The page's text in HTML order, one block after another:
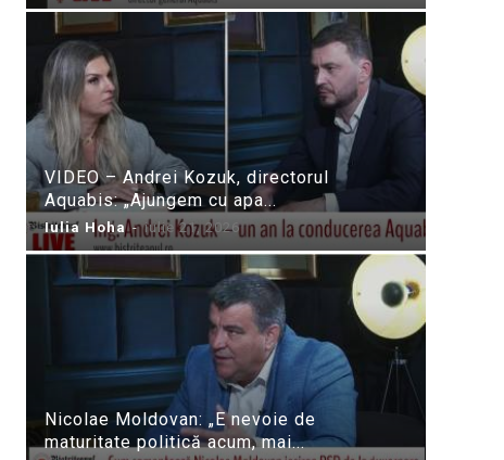
VIDEO – Andrei Kozuk, directorul
Aquabis: „Ajungem cu apa...
Iulia Hoha - iulie 21, 2026
Nicolae Moldovan: „E nevoie de
maturitate politică acum, mai...